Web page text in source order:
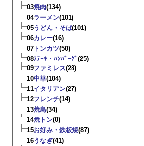
03焼肉(134)
04ラーメン(101)
05うどん・そば(101)
06カレー(16)
07 トンカツ(50)
08ｽﾃｰｷ・ﾊﾝﾊﾞｰｸﾞ(25)
09ファミレス(28)
10中華(104)
11イタリアン(27)
12フレンチ(14)
13焼鳥(34)
14焼トン(0)
15お好み・鉄板焼(87)
16うなぎ(41)